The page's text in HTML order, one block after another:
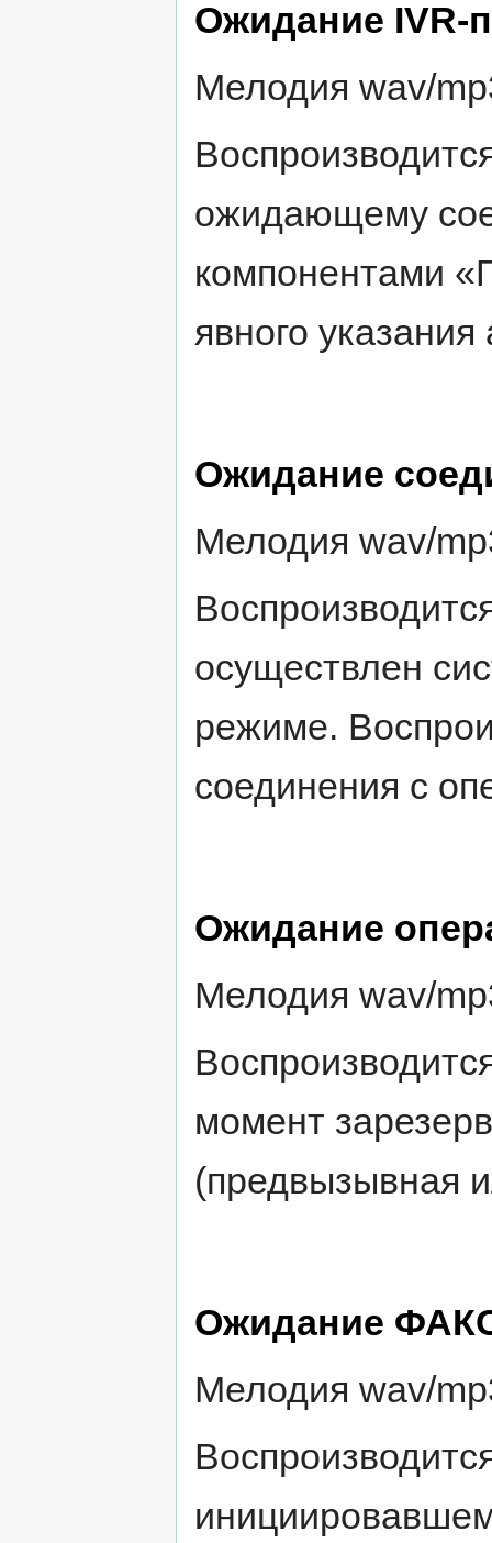
Ожидание IVR-
Мелодия wav/
ожидающему
компонентами
явного
Ожидание
Мелодия wav/
осуществлен
режиме.
соединения с
Ожидание
Мелодия wav/
момент
(предвызывная
Ожидание
Мелодия wav/